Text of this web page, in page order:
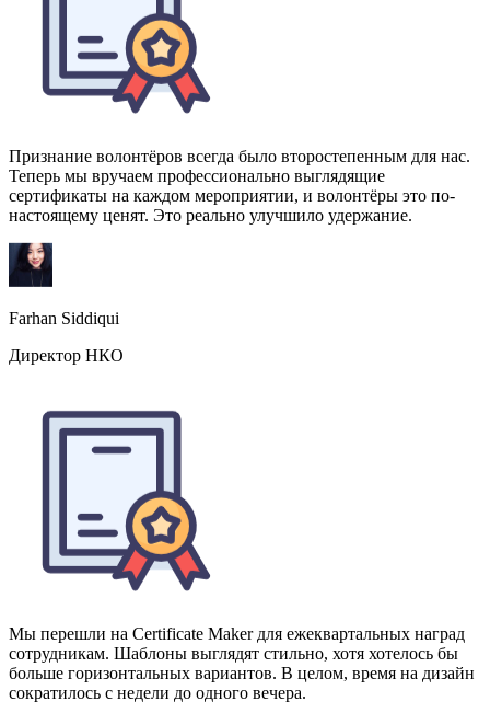
Признание волонтёров всегда было второстепенным для нас.
Теперь мы вручаем профессионально выглядящие
сертификаты на каждом мероприятии, и волонтёры это по-
настоящему ценят. Это реально улучшило удержание.
Farhan Siddiqui
Директор НКО
Мы перешли на Certificate Maker для ежеквартальных наград
сотрудникам. Шаблоны выглядят стильно, хотя хотелось бы
больше горизонтальных вариантов. В целом, время на дизайн
сократилось с недели до одного вечера.
Lena Ortiz
HR-директор в средней IT-компании